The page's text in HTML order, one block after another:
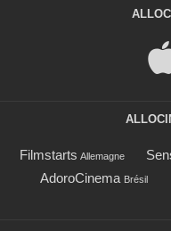
Filmstarts Allemagne
AdoroCinema Brésil